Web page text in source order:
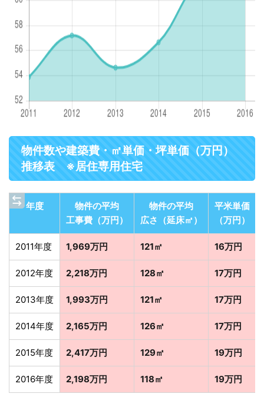
物件数や建築費・㎡単価・坪単価（万円）
推移表 ※居住専用住宅
年度
物件の平均
工事費（万円）
物件の平均
広さ（延床㎡）
平米単価
（万円）
2011年度 1,969万円 121㎡ 16万円
2012年度 2,218万円 128㎡ 17万円
2013年度 1,993万円 121㎡ 17万円
2014年度 2,165万円 126㎡ 17万円
2015年度 2,417万円 129㎡ 19万円
2016年度 2,198万円 118㎡ 19万円